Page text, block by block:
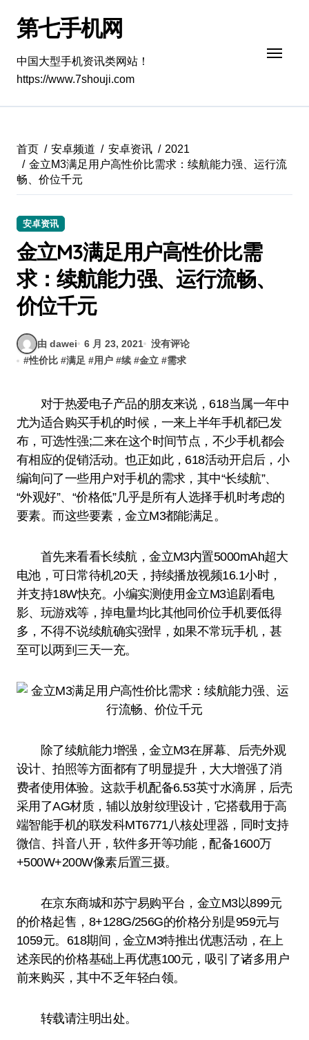
第七手机网
中国大型手机资讯类网站！
https://www.7shouji.com
首页 安卓频道 安卓资讯
2021
金立M3满足用户高性价比需求：续航能力强、运行流
畅、价位千元
安卓资讯
金立M3满足用户高性价比需
求：续航能力强、运行流畅、
价位千元
由 dawei 6 月 23, 2021
没有评论
#性价比 #满足 #用户 #续 #金立 #需求
对于热爱电子产品的朋友来说，618当属一年中
尤为适合购买手机的时候，一来上半年手机都已发
布，可选性强;二来在这个时间节点，不少手机都会
有相应的促销活动。也正如此，618活动开启后，小
编询问了一些用户对手机的需求，其中“长续航”、
“外观好”、“价格低”几乎是所有人选择手机时考虑的
要素。而这些要素，金立M3都能满足。
首先来看看长续航，金立M3内置5000mAh超大
电池，可日常待机20天，持续播放视频16.1小时，
并支持18W快充。小编实测使用金立M3追剧看电
影、玩游戏等，掉电量均比其他同价位手机要低得
多，不得不说续航确实强悍，如果不常玩手机，甚
至可以两到三天一充。
除了续航能力增强，金立M3在屏幕、后壳外观
设计、拍照等方面都有了明显提升，大大增强了消
费者使用体验。这款手机配备6.53英寸水滴屏，后壳
采用了AG材质，辅以放射纹理设计，它搭载用于高
端智能手机的联发科MT6771八核处理器，同时支持
微信、抖音八开，软件多开等功能，配备1600万
+500W+200W像素后置三摄。
在京东商城和苏宁易购平台，金立M3以899元
的价格起售，8+128G/256G的价格分别是959元与
1059元。618期间，金立M3特推出优惠活动，在上
述亲民的价格基础上再优惠100元，吸引了诸多用户
前来购买，其中不乏年轻白领。
转载请注明出处。